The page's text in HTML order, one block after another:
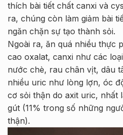
thích bài tiết chất canxi và
ra, chúng còn làm giảm bài
ngăn chặn sự tạo thành sỏi.
Ngoài ra, ăn quá nhiều thực
cao oxalat, canxi như các
nước chè, rau chân vịt, dâu
nhiều uric như lòng lợn, óc
cơ sỏi thận do axit uric, nhất
gút (11% trong số những
thận).